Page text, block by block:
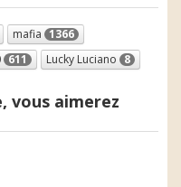
mafia 1366
611 Lucky Luciano 8
vous aimerez